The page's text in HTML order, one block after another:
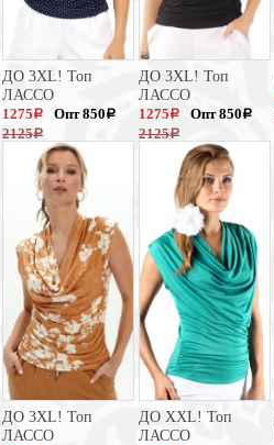
ДО 3XL! Топ
ЛАССО
1275 a
2125a
Опт 850 a
ДО 3XL! Топ
ЛАССО
1275 a
2125a
Опт 850 a
ДО 3XL! Топ
ЛАССО
ДО XXL! Топ
ЛАССО